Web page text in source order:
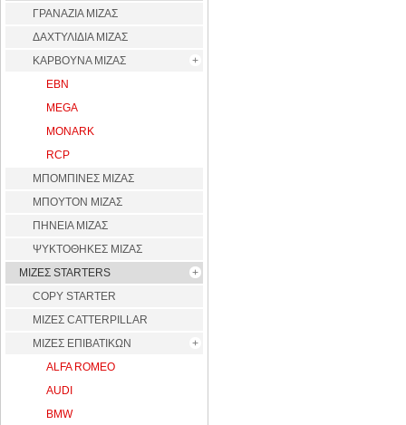
ΓΡΑΝΑΖΙΑ ΜΙΖΑΣ
ΔΑΧΤΥΛΙΔΙΑ ΜΙΖΑΣ
ΚΑΡΒΟΥΝΑ ΜΙΖΑΣ
EBN
MEGA
MONARK
RCP
ΜΠΟΜΠΙΝΕΣ ΜΙΖΑΣ
ΜΠΟΥΤΟΝ ΜΙΖΑΣ
ΠΗΝΕΙΑ ΜΙΖΑΣ
ΨΥΚΤΟΘΗΚΕΣ ΜΙΖΑΣ
ΜΙΖΕΣ STARTERS
COPY STARTER
ΜΙΖΕΣ CATTERPILLAR
ΜΙΖΕΣ ΕΠΙΒΑΤΙΚΩΝ
ALFA ROMEO
AUDI
BMW